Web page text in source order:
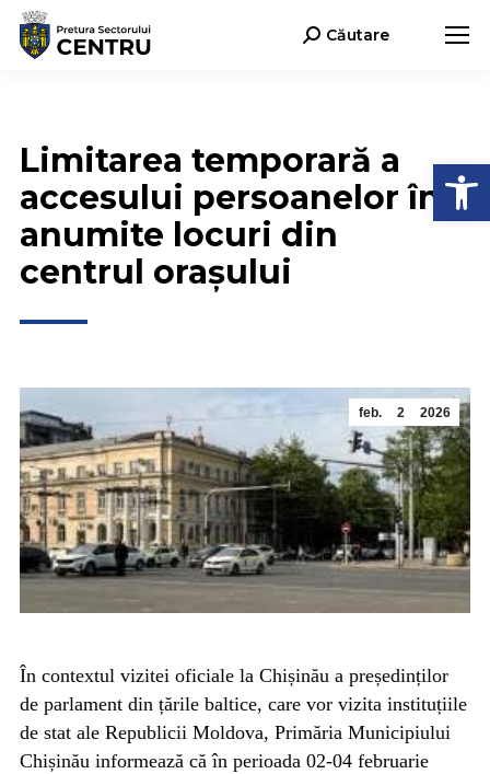
Search:Căutare
Limitarea temporară a
accesului persoanelor în
anumite locuri din
centrul orașului
feb. 2 2026
În contextul vizitei oficiale la Chișinău a președinților
de parlament din țările baltice, care vor vizita instituțiile
de stat ale Republicii Moldova, Primăria Municipiului
Chișinău informează că în perioada 02-04 februarie